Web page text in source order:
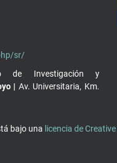
sr/
de Investigación y
| Av. Universitaria, Km.
bajo una licencia de